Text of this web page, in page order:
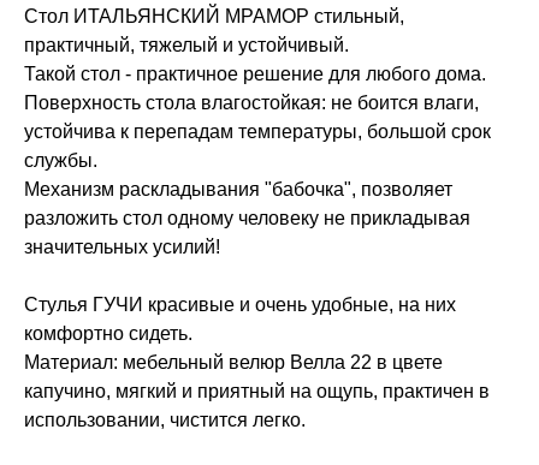
Стол ИТАЛЬЯНСКИЙ МРАМОР стильный,
практичный, тяжелый и устойчивый.
Такой стол - практичное решение для любого дома.
Поверхность стола влагостойкая: не боится влаги,
устойчива к перепадам температуры, большой срок
службы.
Механизм раскладывания "бабочка", позволяет
разложить стол одному человеку не прикладывая
значительных усилий!
Стулья ГУЧИ красивые и очень удобные, на них
комфортно сидеть.
Материал: мебельный велюр Велла 22 в цвете
капучино, мягкий и приятный на ощупь, практичен в
использовании, чистится легко.